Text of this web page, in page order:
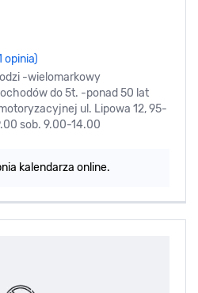
opinia)
-wielomarkowy
do 5t. -ponad 50 lat
ul. Lipowa 12, 95-
sob. 9.00-14.00
kalendarza online.